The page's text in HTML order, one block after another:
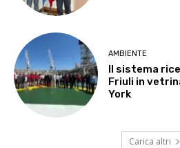
AMBIENTE
Il sistema
Friuli in
York
Carica altri